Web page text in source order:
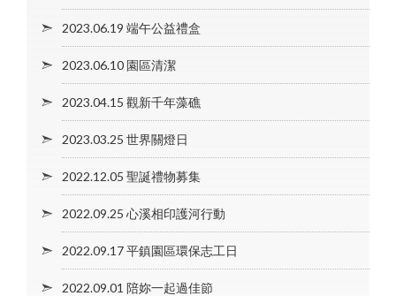
2023.06.19 端午公益禮盒
2023.06.10 園區清潔
2023.04.15 觀新千年藻礁
2023.03.25 世界關燈日
2022.12.05 聖誕禮物募集
2022.09.25 心溪相印護河行動
2022.09.17 平鎮園區環保志工日
2022.09.01 陪妳一起過佳節